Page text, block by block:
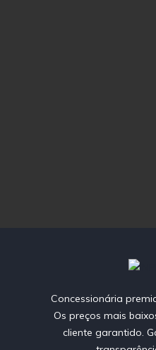
Concessionária
Os preços mais
cliente garantido.